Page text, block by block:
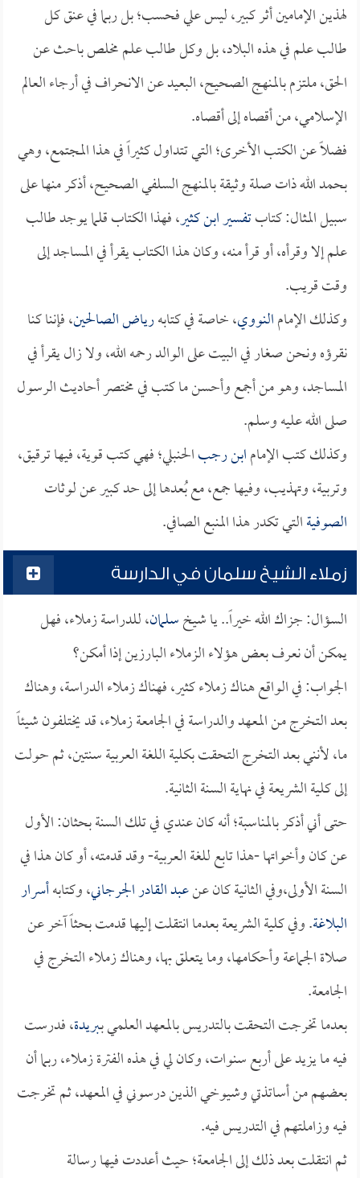
لهذين الإمامين أثر كبير، ليس علي فحسب؛ بل ربما في عنق كل
طالب علم في هذه البلاد، بل وكل طالب علم مخلص باحث عن
الحق، ملتزم بالمنهج الصحيح، البعيد عن الانحراف في أرجاء العالم
الإسلامي، من أقصاه إلى أقصاه.
فضلاً عن الكتب الأخرى؛ التي تتداول كثيراً في هذا المجتمع، وهي
بحمد الله ذات صلة وثيقة بالمنهج السلفي الصحيح، أذكر منها على
سبيل المثال: كتابتفسير ابن كثير، فهذا الكتاب قلما يوجد طالب
علم إلا وقرأه، أو قرأ منه، وكان هذا الكتاب يقرأ في المساجد إلى
وقت قريب.
وكذلك الإمامالنووي، خاصة في كتابهرياض الصالحين، فإننا كنا
نقرؤه ونحن صغار في البيت على الوالد رحمه الله، ولا زال يقرأ في
المساجد، وهو من أجمع وأحسن ما كتب في مختصر أحاديث الرسول
صلى الله عليه وسلم.
وكذلك كتب الإمامابن رجبالحنبلي؛ فهي كتب قوية، فيها ترقيق،
وتربية، وتهذيب، وفيها جمع، مع بُعدها إلى حد كبير عن لوثات
الصوفيةالتي تكدر هذا المنبع الصافي.
زملاء الشيخ سلمان في الدارسة
السؤال: جزاك الله خيراً.. يا شيخسلمان، للدراسة زملاء، فهل
يمكن أن نعرف بعض هؤلاء الزملاء البارزين إذا أمكن؟
الجواب: في الواقع هناك زملاء كثير، فهناك زملاء الدراسة، وهناك
بعد التخرج من المعهد والدراسة في الجامعة زملاء، قد يختلفون شيئاً
ما، لأنني بعد التخرج التحقت بكلية اللغة العربية سنتين، ثم حولت
إلى كلية الشريعة في نهاية السنة الثانية.
حتى أني أذكر بالمناسبة؛ أنه كان عندي في تلك السنة بحثان: الأول
عن كان وأخواتها -هذا تابع للغة العربية- وقد قدمته، أو كان هذا في
السنة الأولى،وفي الثانية كان عنعبد القادر الجرجاني، وكتابهأسرار
البلاغة. وفي كلية الشريعة بعدما انتقلت إليها قدمت بحثاً آخر عن
صلاة الجماعة وأحكامها، وما يتعلق بها، وهناك زملاء التخرج في
الجامعة.
بعدما تخرجت التحقت بالتدريس بالمعهد العلمي بـبريدة، فدرست
فيه ما يزيد على أربع سنوات، وكان لي في هذه الفترة زملاء، ربما أن
بعضهم من أساتذتي وشيوخي الذين درسوني في المعهد، ثم تخرجت
فيه وزاملتهم في التدريس فيه.
ثم انتقلت بعد ذلك إلى الجامعة؛ حيث أعددت فيها رسالة